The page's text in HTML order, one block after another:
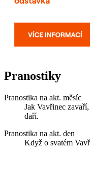
Pranostiky
Pranostika na akt. měsíc
Jak Vavřinec
daří.
Pranostika na akt. den
Když o svatém